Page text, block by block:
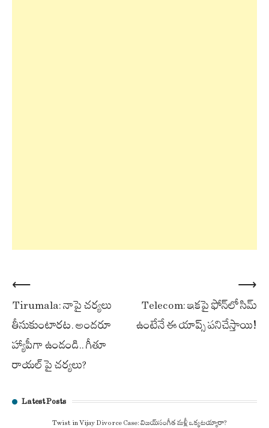
Post
navigation
⟵
Tirumala: నాపై చర్యలు
తీసుకుంటారట. అందరూ
హ్యాపీగా ఉండండి.. గీతూ
రాయల్ పై చర్యలు?
Telecom: ఇకపై ఫోన్‌లో సిమ్
ఉంటేనే ఈ యాప్స్ పనిచేస్తాయి!
⟶
Latest Posts
Twist in Vijay Divorce Case: విజయ్-సంగీత మళ్లీ ఒక్కటయ్యారా?